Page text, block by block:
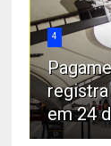
4
em 24